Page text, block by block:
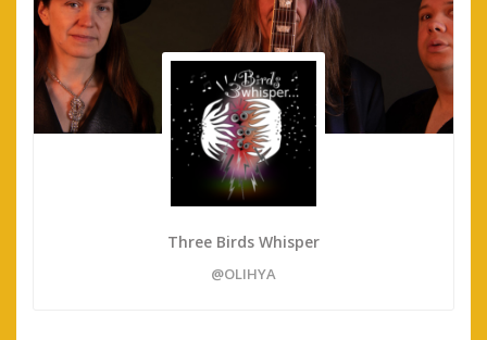
Three Birds Whisper
@OLIHYA